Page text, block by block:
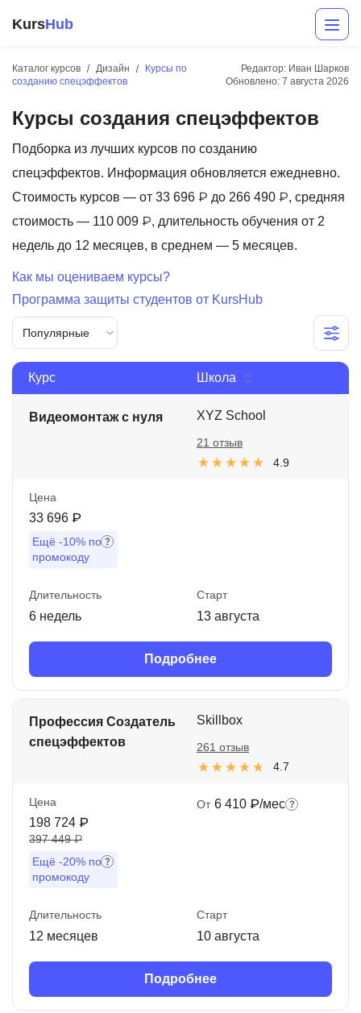
KursHub
Каталог курсов Дизайн
Курсы по
созданию спецэффектов
Редактор: Иван Шарков
Обновлено: 7 августа 2026
Курсы создания спецэффектов
Подборка из лучших курсов по созданию
спецэффектов. Информация обновляется ежедневно.
Стоимость курсов — от 33 696 ₽ до 266 490 ₽, средняя
стоимость — 110 009 ₽, длительность обучения от 2
недель до 12 месяцев, в среднем — 5 месяцев.
Как мы оцениваем курсы?
Программа защиты студентов от KursHub
Популярные
Курс Школа
Видеомонтаж с нуля XYZ School
4.9
21 отзыв
Цена
33 696 ₽
Ещё -10% по
промокоду
Длительность
6 недель
Старт
13 августа
Подробнее
Профессия Создатель
спецэффектов
Skillbox
4.7
261 отзыв
Цена
198 724 ₽
397 449 ₽
Ещё -20% по
промокоду
От 6 410 ₽/мес
Длительность
12 месяцев
Старт
10 августа
Подробнее
Разработка
Маркетинг
Дизайн
Аналитика
Менеджмент
Иностранные языки
Soft Skills
Акции и промокоды
Рейтинг онлайн-школ